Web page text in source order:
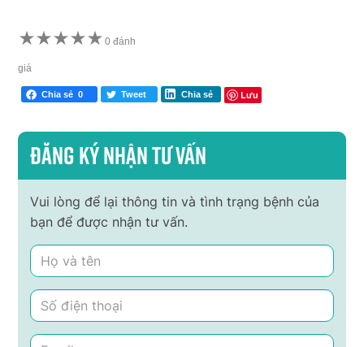
★★★★★ 0 đánh
giá
Chia sẻ 0 Tweet Chia sẻ Lưu
Đăng ký nhận tư vấn
Vui lòng để lại thông tin và tình trạng bệnh của
bạn để được nhận tư vấn.